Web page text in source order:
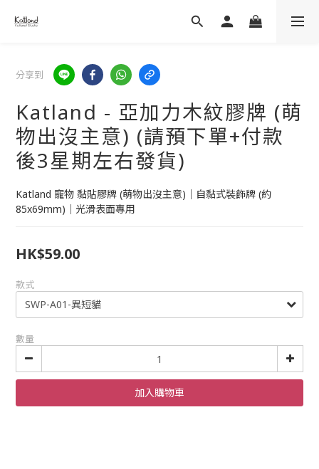
分享到
Katland - 亞加力木紋膠牌 (萌
物出沒主意) (請預下單+付款
後3星期左右發貨)
Katland 寵物 黏貼膠牌 (萌物出沒主意)｜自黏式裝飾牌 (約
85x69mm)｜光滑表面專用
HK$59.00
款式
數量
加入購物車